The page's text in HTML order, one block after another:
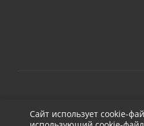
2026 © ДЕТЕЙЛИНГ-МАРКЕТ
Сайт использует cookie-